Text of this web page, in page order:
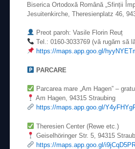
Biserica Ortodoxă Română „Sfinții
Jesuitenkirche, Theresienplatz 46,
Preot paroh: Vasile Florin Reuț
Tel.: 0160-3033769 (vă rugăm să
https://maps.app.goo.gl/
PARCARE
Parcarea mare „Am Hagen” –
Am Hagen, 94315 Straubing
https://maps.app.goo.gl/
Theresien Center (Rewe etc.)
Geiselhöringer Str. 5, 94315
https://maps.app.goo.gl/